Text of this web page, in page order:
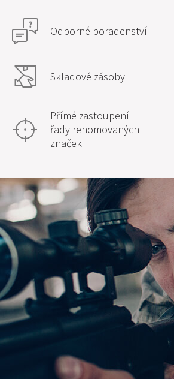
Odborné poradenství
Skladové zásoby
Přímé zastoupení
řady renomovaných
značek